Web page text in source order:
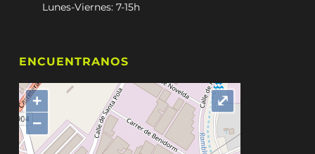
Lunes-Viernes: 7-15h
ENCUENTRANOS
+
−
⤢